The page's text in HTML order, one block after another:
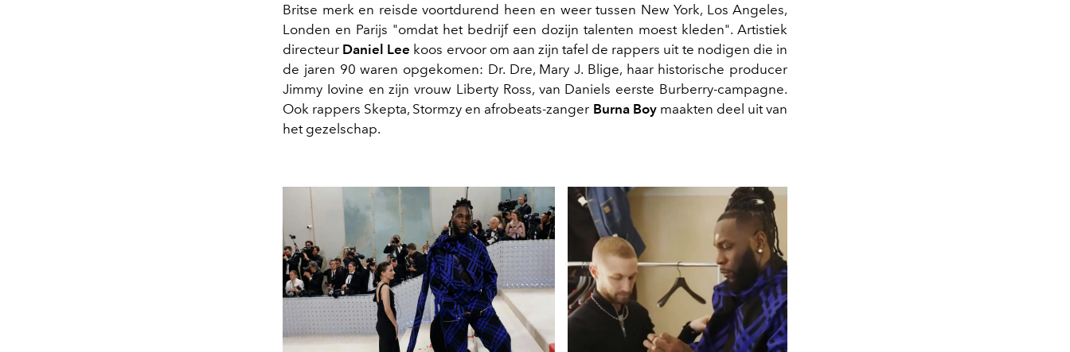
Britse merk en reisde voortdurend heen en weer tussen New York, Los Angeles,
Londen en Parijs "omdat het bedrijf een dozijn talenten moest kleden". Artistiek
directeur Daniel Lee koos ervoor om aan zijn tafel de rappers uit te nodigen die in
de jaren 90 waren opgekomen: Dr. Dre, Mary J. Blige, haar historische producer
Jimmy Iovine en zijn vrouw Liberty Ross, van Daniels eerste Burberry-campagne.
Ook rappers Skepta, Stormzy en afrobeats-zanger Burna Boymaakten deel uit van
het gezelschap.